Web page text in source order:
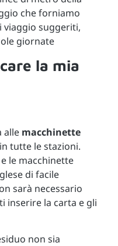
che forniamo
viaggio suggeriti,
giornate
la mia
alle macchinette
tutte le stazioni.
le macchinette
di facile
sarà necessario
inserire la carta e gli
non sia